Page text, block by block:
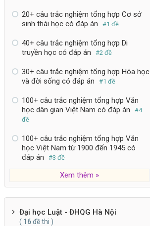
20+ câu trắc nghiệm tổng hợp Cơ sở
sinh thái học có đáp án
#1 đề
40+ câu trắc nghiệm tổng hợp Di
truyền học có đáp án
#2 đề
30+ câu trắc nghiệm tổng hợp Hóa học
và đời sống có đáp án
#1 đề
100+ câu trắc nghiệm tổng hợp Văn
học dân gian Việt Nam có đáp án
#4
đề
100+ câu trắc nghiệm tổng hợp Văn
học Việt Nam từ 1900 đến 1945 có
đáp án
#3 đề
Xem thêm »
Đại học Luật - ĐHQG Hà Nội
( 16đề thi )